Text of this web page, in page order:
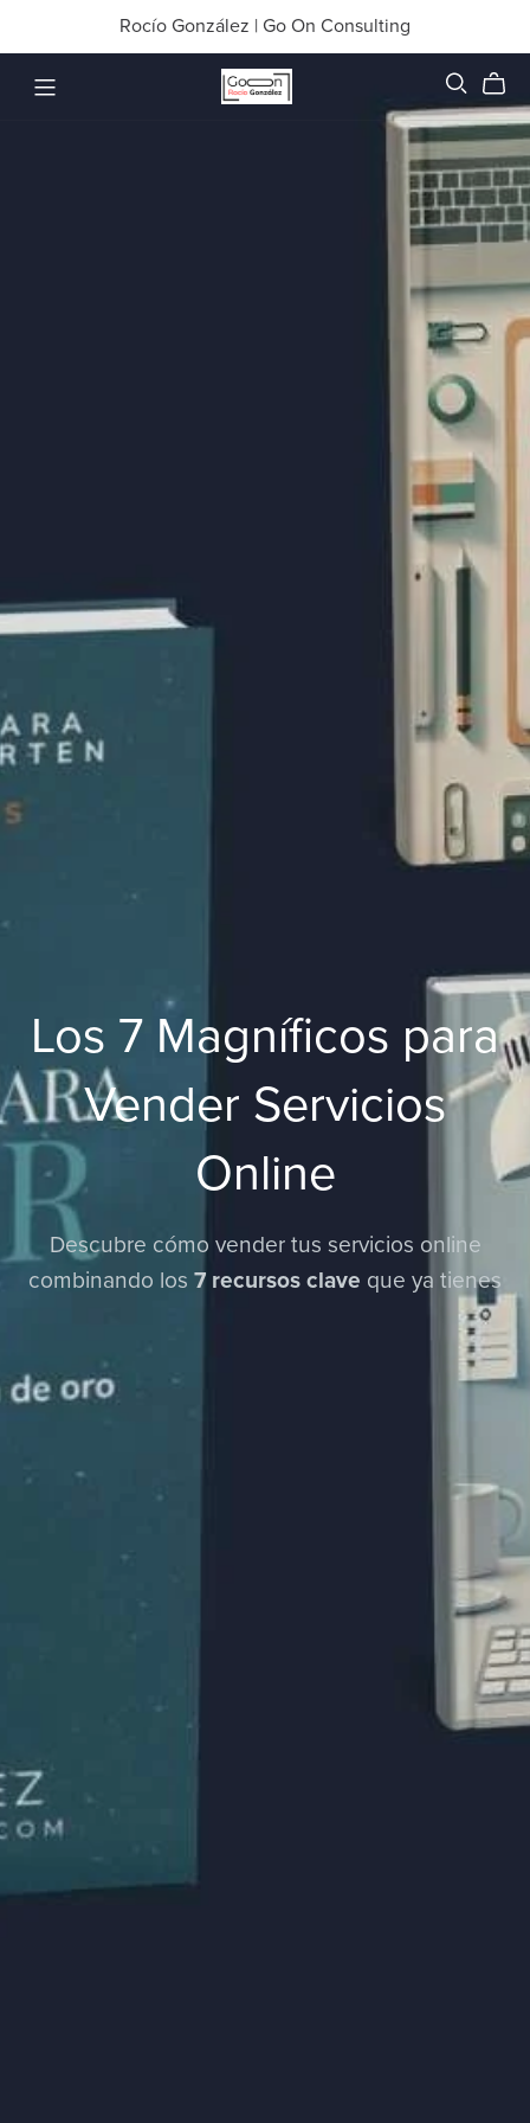
Rocío González | Go On Consulting
Los 7 Magníficos para
Vender Servicios
Online
Descubre cómo vender tus servicios online
combinando los 7 recursos clave que ya tienes